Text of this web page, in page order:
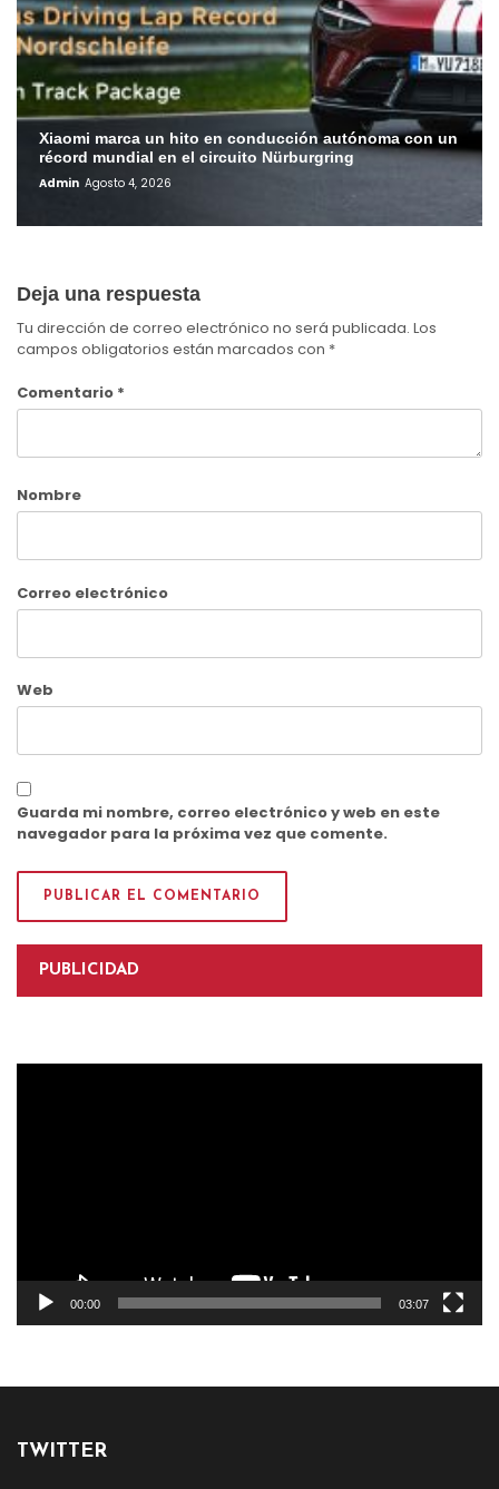
Xiaomi marca un hito en conducción autónoma con un
récord mundial en el circuito Nürburgring
Admin Agosto 4, 2026
Deja una respuesta
Tu dirección de correo electrónico no será publicada. Los
campos obligatorios están marcados con *
Comentario *
Nombre
Correo electrónico
Web
Guarda mi nombre, correo electrónico y web en este
navegador para la próxima vez que comente.
PUBLICIDAD
00:00 03:07
TWITTER